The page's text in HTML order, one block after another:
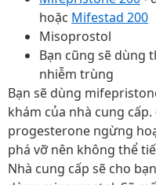
hoặc Mifestad 200
Misoprostol
Bạn cũng sẽ dùng
nhiễm trùng
Bạn sẽ dùng
khám của nhà cung
progesterone ngừng
phá vỡ nên không thể
Nhà cung cấp sẽ cho